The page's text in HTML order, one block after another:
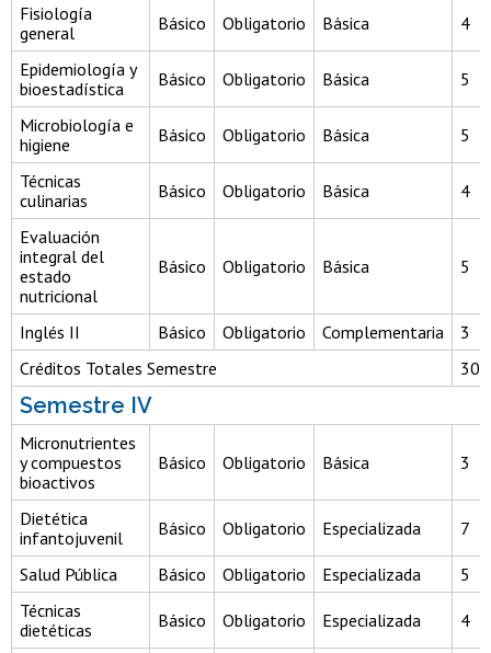
Fisiología
general
Básico Obligatorio Básica 4
Epidemiología y
bioestadística
Básico Obligatorio Básica 5
Microbiología e
higiene
Básico Obligatorio Básica 5
Técnicas
culinarias
Básico Obligatorio Básica 4
Evaluación
integral del
estado
nutricional
Básico Obligatorio Básica 5
Inglés II Básico Obligatorio Complementaria
3
Créditos Totales Semestre
30
Semestre IV
Micronutrientes
y compuestos
bioactivos
Básico Obligatorio Básica 3
Dietética
infantojuvenil
Básico Obligatorio Especializada 7
Salud Pública Básico Obligatorio Especializada
5
Técnicas
dietéticas
Básico Obligatorio Especializada 4